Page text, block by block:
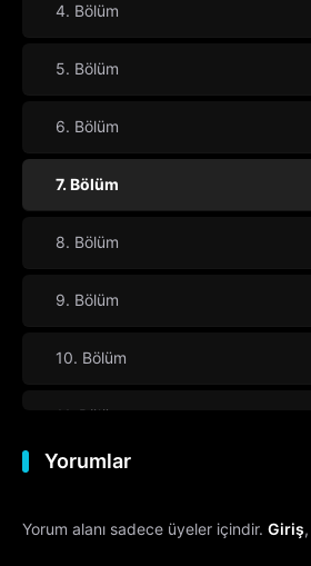
4. Bölüm
5. Bölüm
6. Bölüm
7. Bölüm
8. Bölüm
9. Bölüm
10. Bölüm
11. Bölüm
12. Bölüm
13. Bölüm
Yorumlar
Yorum alanı sadece üyeler içindir. Giriş,